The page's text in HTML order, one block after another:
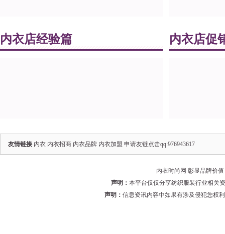
内衣店经验篇 内衣店促
友情链接 内衣 内衣招商 内衣品牌 内衣加盟 申请友链点击qq:976943617
内衣时尚网 彰显品牌价
声明： 本平台仅仅分享纺织服装行业相关
声明： 信息资讯内容中如果有涉及侵犯您权